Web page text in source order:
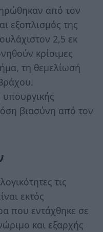
από τον
εξοπλισμός της
2,5 εκ
κρίσιμες
τη θεμελίωσή
υπουργικής
βιασύνη από τον
τις
εκτός
που εντάχθηκε σε
και εξαρχής